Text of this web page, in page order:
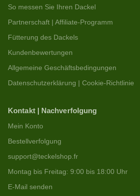
So messen Sie Ihren Dackel
Partnerschaft | Affiliate-Programm
Fütterung des Dackels
Kundenbewertungen
Allgemeine Geschäftsbedingungen
Datenschutzerklärung | Cookie-Richtlinie
Kontakt | Nachverfolgung
Mein Konto
Bestellverfolgung
support@teckelshop.fr
Montag bis Freitag: 9:00 bis 18:00 Uhr
E-Mail senden